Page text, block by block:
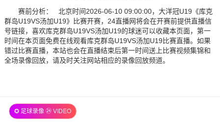
赛前分析： 北京时间2026-06-10 09:00:00，大洋冠U19《库克
群岛U19VS汤加U19》比赛开赛，24直播网将会在开赛前提供直播信
号链接，喜欢库克群岛U19VS汤加U19的球迷可以收藏本页面，第一
时间在本页面免费在线观看库克群岛U19VS汤加U19比赛直播。如果
错过比赛直播，本站也会在直播结束后第一时间送上比赛视频集锦和
全场录像回放，请及时关注网站相应的录像回放频道。
✪ 足球录像 ㉔ VIDEO